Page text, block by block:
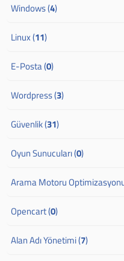
Windows (4)
Linux (11)
E-Posta (0)
Wordpress (3)
Güvenlik (31)
Oyun Sunucuları (0)
Arama Motoru
Opencart (0)
Alan Adı Yönetimi (7)